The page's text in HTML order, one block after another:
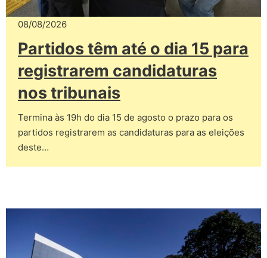
08/08/2026
Partidos têm até o dia 15 para
registrarem candidaturas
nos tribunais
Termina às 19h do dia 15 de agosto o prazo para os
partidos registrarem as candidaturas para as eleições
deste…